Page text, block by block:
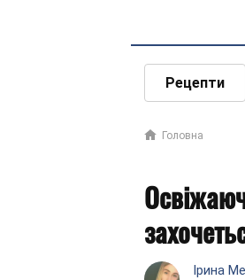
Рецепти
Головна
Ірина